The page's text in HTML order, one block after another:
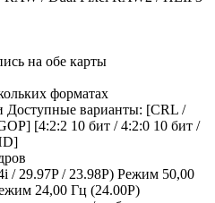
на обе карты
форматах
Доступные варианты: [CRL /
[4:2:2 10 бит / 4:2:0 10 бит /
/ 29.97P / 23.98P) Режим 50,00
24,00 Гц (24.00P)